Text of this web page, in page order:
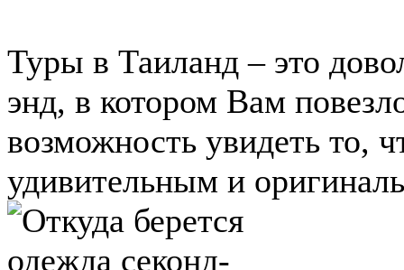
Туры в Таиланд – это
энд, в котором Вам
возможность увидеть то,
удивительным и